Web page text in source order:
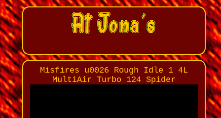
Misfires u0026 Rough Idle 1 4L
MultiAir Turbo 124 Spider